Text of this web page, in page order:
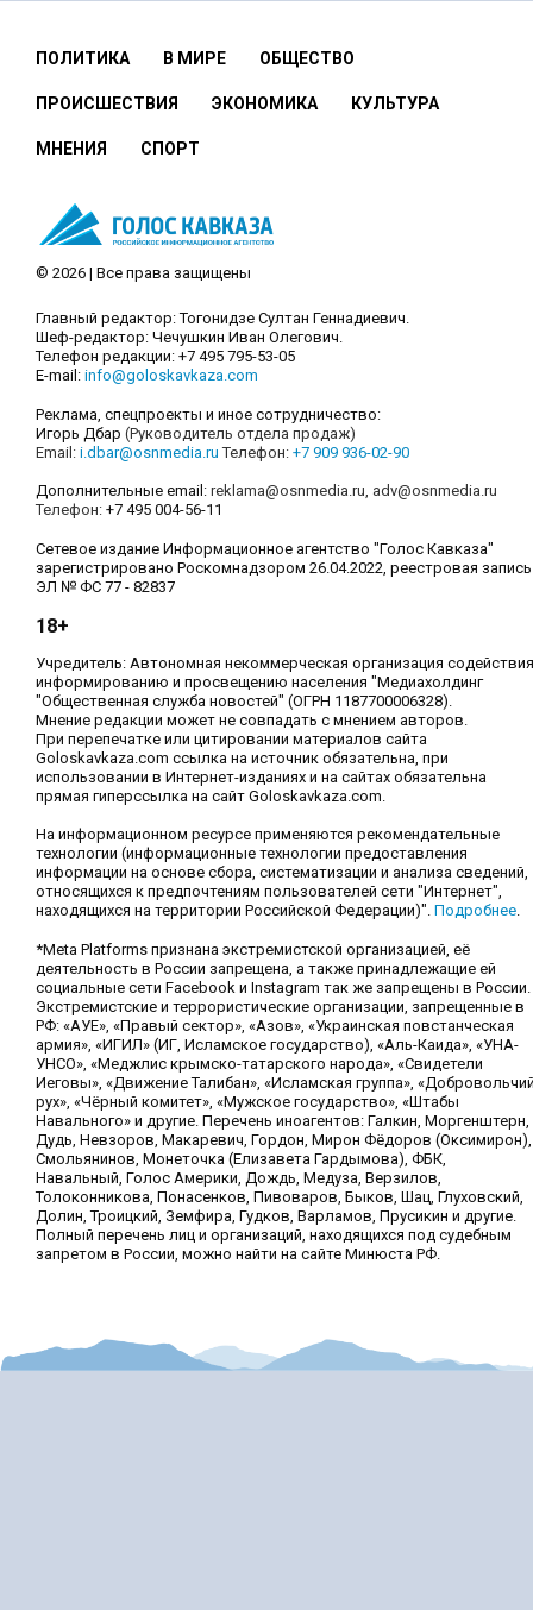
ПОЛИТИКА В МИРЕ ОБЩЕСТВО
ПРОИСШЕСТВИЯ ЭКОНОМИКА КУЛЬТУРА
МНЕНИЯ СПОРТ
© 2026 | Все права защищены
Главный редактор: Тогонидзе Султан Геннадиевич.
Шеф-редактор: Чечушкин Иван Олегович.
Телефон редакции: +7 495 795-53-05
E-mail: info@goloskavkaza.com
Реклама, спецпроекты и иное сотрудничество:
Игорь Дбар (Руководитель отдела продаж)
Email: i.dbar@osnmedia.ru Телефон: +7 909 936-02-90
Дополнительные email: reklama@osnmedia.ru, adv@osnmedia.ru
Телефон: +7 495 004-56-11
Сетевое издание Информационное агентство "Голос Кавказа"
зарегистрировано Роскомнадзором 26.04.2022, реестровая запись
ЭЛ № ФС 77 - 82837
18+
Учредитель: Автономная некоммерческая организация содействия
информированию и просвещению населения "Медиахолдинг
"Общественная служба новостей" (ОГРН 1187700006328).
Мнение редакции может не совпадать с мнением авторов.
При перепечатке или цитировании материалов сайта
Goloskavkaza.com ссылка на источник обязательна, при
использовании в Интернет-изданиях и на сайтах обязательна
прямая гиперссылка на сайт Goloskavkaza.com.
На информационном ресурсе применяются рекомендательные
технологии (информационные технологии предоставления
информации на основе сбора, систематизации и анализа сведений,
относящихся к предпочтениям пользователей сети "Интернет",
находящихся на территории Российской Федерации)". Подробнее.
*Meta Platforms признана экстремистской организацией, её
деятельность в России запрещена, а также принадлежащие ей
социальные сети Facebook и Instagram так же запрещены в России.
Экстремистские и террористические организации, запрещенные в
РФ: «АУЕ», «Правый сектор», «Азов», «Украинская повстанческая
армия», «ИГИЛ» (ИГ, Исламское государство), «Аль-Каида», «УНА-
УНСО», «Меджлис крымско-татарского народа», «Свидетели
Иеговы», «Движение Талибан», «Исламская группа»,
рух», «Чёрный комитет», «Мужское государство», «Штабы
Навального» и другие. Перечень иноагентов: Галкин, Моргенштерн,
Дудь, Невзоров, Макаревич, Гордон, Мирон Фёдоров (Оксимирон),
Смольянинов, Монеточка (Елизавета Гардымова), ФБК,
Навальный, Голос Америки, Дождь, Медуза, Верзилов,
Толоконникова, Понасенков, Пивоваров, Быков, Шац, Глуховский,
Долин, Троицкий, Земфира, Гудков, Варламов, Прусикин и другие.
Полный перечень лиц и организаций, находящихся под судебным
запретом в России, можно найти на сайте Минюста РФ.